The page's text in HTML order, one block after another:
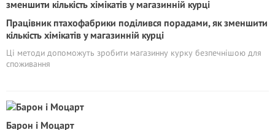
Працівник птахофабрики поділився порадами, як зменшити
кількість хімікатів у магазинній курці
Ці методи допоможуть зробити магазинну курку безпечнішою для
споживання
Барон і Моцарт